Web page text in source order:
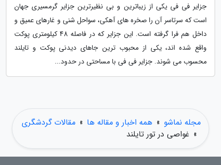
جزایر فی فی یکی از زیباترین و بی نظیرترین جزایر گرمسیری جهان
است که سرتاسر آن را صخره های آهکی، سواحل شنی و غارهای عمیق و
داخل هم فرا گرفته است. این جزایر که در فاصله 48 کیلومتری پوکت
واقع شده اند، یکی از محبوب ترین جاهای دیدنی پوکت و تایلند
محسوب می شوند. جزایر فی فی با مساحتی در حدود...
مجله نماشو » همه اخبار و مقاله ها » مقالات گردشگری
» غواصی در تور تایلند